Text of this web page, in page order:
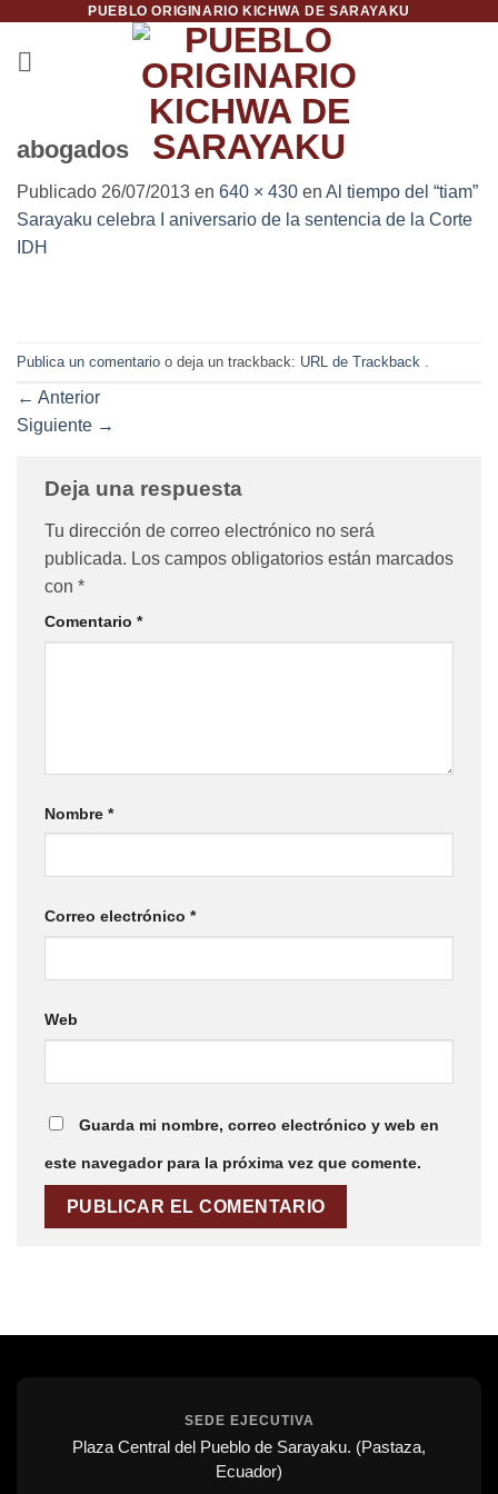
contenido
PUEBLO ORIGINARIO KICHWA DE SARAYAKU
abogados
Publicado 26/07/2013 en 640 × 430 en Al tiempo del “tiam”
Sarayaku celebra I aniversario de la sentencia de la Corte
IDH
Publica un comentario o deja un trackback: URL de Trackback
← Anterior
Siguiente →
Deja una respuesta
Tu dirección de correo electrónico no será
publicada. Los campos obligatorios están marcados
con *
Comentario *
Nombre *
Correo electrónico *
Web
Guarda mi nombre, correo electrónico y web en
este navegador para la próxima vez que comente.
SEDE EJECUTIVA
Plaza Central del Pueblo de Sarayaku. (Pastaza,
Ecuador)